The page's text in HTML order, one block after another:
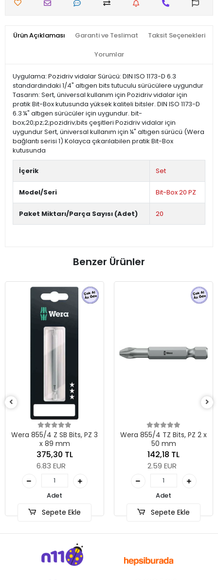
Ürün Açıklaması Garanti ve Teslimat Taksit Seçenekleri
Yorumlar
Uygulama: Pozidriv vidalar Sürücü: DIN ISO 1173-D 6.3
standardındaki 1/4" altıgen bits tutuculu sürücülere uygundur
Tasarım: Sert, üniversal kullanım için Pozidriv vidalar için
pratik Bit-Box kutusunda yüksek kaliteli bitsler. DIN ISO 1173-D
6.3 ¼" altıgen sürücüler için uygundur. bit-
box;20;pz;2;pozidriv;bits çeşitleri Pozidriv vidalar için
uygundur Sert, üniversal kullanım için ¼" altıgen sürücü (Wera
bağlantı serisi 1) Kolayca çıkarılabilen pratik Bit-Box
kutusunda
İçerik Set
Model/Seri Bit-Box 20 PZ
Paket Miktarı/Parça Sayısı (Adet) 20
Benzer Ürünler
Wera 855/4 Z SB Bits, PZ 3
x 89 mm
375,30 TL
6.83 EUR
Adet
Sepete Ekle
Wera 855/4 TZ Bits, PZ 2 x
50 mm
142,18 TL
2.59 EUR
Adet
Sepete Ekle